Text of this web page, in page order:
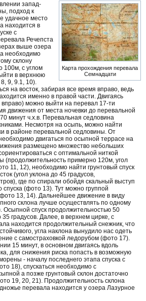
Карта прохождения перевала
Семнадцати
запад-
подход к
удачное место
находится в
с
Речепста
выше озера
необходимо
склону
100м, с углом
в верхнюю
9, 9.1, 10).
на восток, забирая все время вправо, ведь
именно в правой части. Двигаясь
можно выйти на перевал 17-ти
движения от места ночевки до перевальной
минут ч.х.в. Перевальная седловина
Несмотря на осыпь, можно найти
в районе перевальной седловины. От
двигаться по осыпной террасе на
размещено множество небольших
с оптимальной ниткой
(продолжительность примерно 120м, угол
11, 12), необходимо найти грунтовый спуск
(угол уклона до 45 градусов,
где по спирали обойдя скальный выступ
(фото 13). Тут можно группой
13, 14). Дальнейшее движение в виду
склона лучше осуществлять по одному
Осыпной спуск продолжительностью 50
градусов. Далее, в верхнем цирке, с
находится продолжительный снежник, что
угла наклона вынудило нас одеть
с самостраховкой ледорубом (фото 17).
15 минут, в основном двигаясь вдоль
для снижения риска попасть в возможную
- началу последнего этапа спуска с
18), спускаться необходимо с
а позже грунтовый склон достаточно
19, 20, 21). Продолжительность склона
перевала находится у озера Лазурное